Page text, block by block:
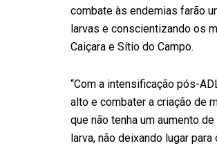
combate às endemias farão
larvas e conscientizando os
Caiçara e Sítio do Campo.
“Com a intensificação pós-
alto e combater a criação de
que não tenha um aumento
larva, não deixando lugar